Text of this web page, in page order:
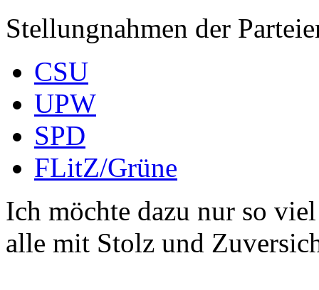
Stellungnahmen der
CSU
UPW
SPD
FLitZ/Grüne
Ich möchte dazu nur so
alle mit Stolz und